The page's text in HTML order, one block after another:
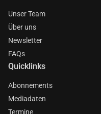
Unser Team
Über uns
Newsletter
FAQs
Quicklinks
Abonnements
Mediadaten
Termine